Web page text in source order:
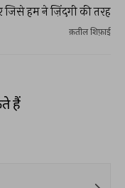
जिसे हम ने ज़िंदगी की तरह
क़तील शिफ़ाई
हैं